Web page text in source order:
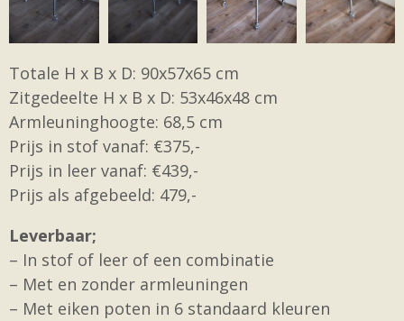
Totale H x B x D: 90x57x65 cm
Zitgedeelte H x B x D: 53x46x48 cm
Armleuninghoogte: 68,5 cm
Prijs in stof vanaf: €375,-
Prijs in leer vanaf: €439,-
Prijs als afgebeeld: 479,-
Leverbaar;
– In stof of leer of een combinatie
– Met en zonder armleuningen
– Met eiken poten in 6 standaard kleuren